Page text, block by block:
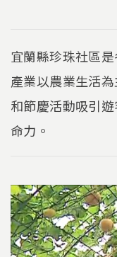
宜蘭縣珍珠社區
產業以農業生活
和節慶活動吸引
命力。